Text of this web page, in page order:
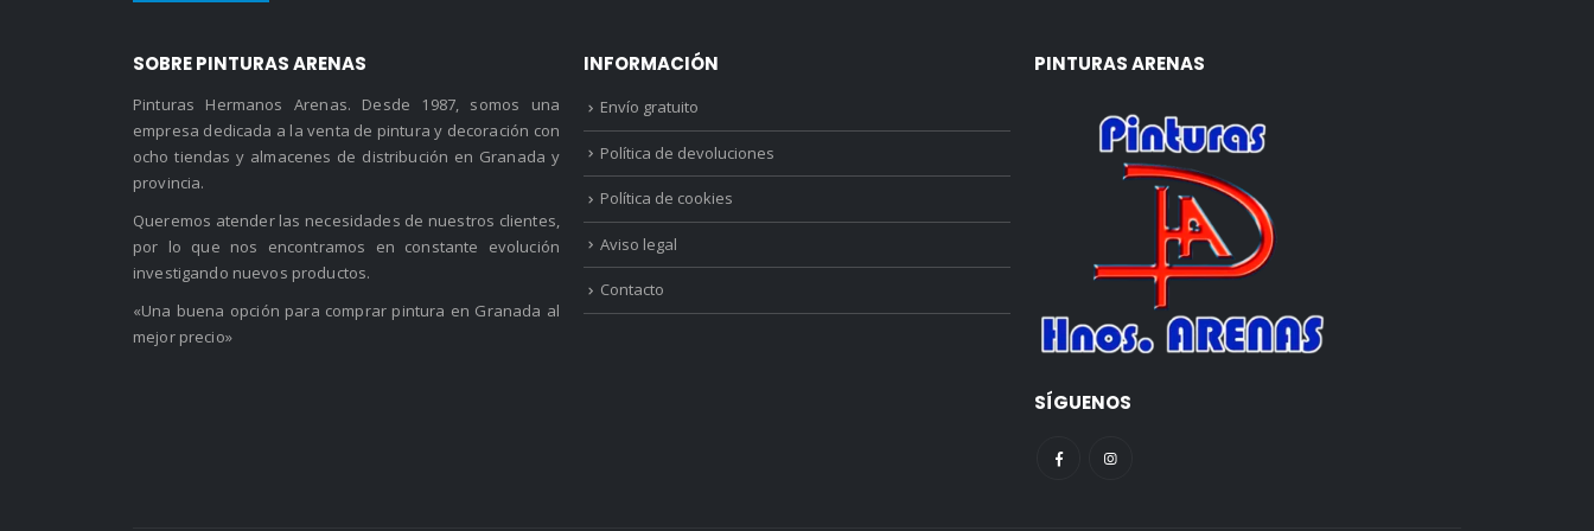
SOBRE PINTURAS ARENAS
Pinturas Hermanos Arenas. Desde 1987, somos una
empresa dedicada a la venta de pintura y decoración con
ocho tiendas y almacenes de distribución en Granada y
provincia.
Queremos atender las necesidades de nuestros clientes,
por lo que nos encontramos en constante evolución
investigando nuevos productos.
«Una buena opción para comprar pintura en Granada al
mejor precio»
INFORMACIÓN
Envío gratuito
Política de devoluciones
Política de cookies
Aviso legal
Contacto
PINTURAS ARENAS
SÍGUENOS